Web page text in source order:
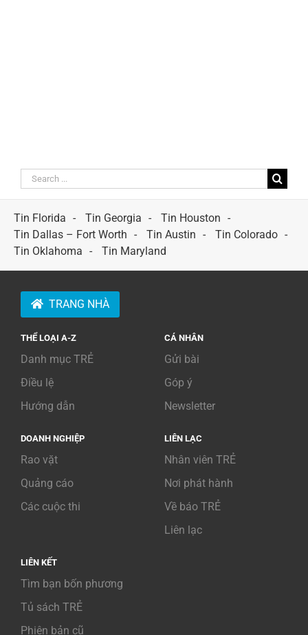
Search
for:
Tin Florida
Tin Georgia
Tin Houston
Tin Dallas – Fort Worth
Tin Austin
Tin Colorado
Tin Oklahoma
Tin Maryland
TRANG NHÀ
THỂ LOẠI A-Z
Danh mục TRẺ
Điều lệ
Hướng dẫn
CÁ NHÂN
Gửi bài
Góp ý
Newsletter
DOANH NGHIỆP
Rao vặt
Quảng cáo
Các cuộc thi
LIÊN LẠC
Nhân viên TRẺ
Nơi phát hành
Về báo TRẺ
Liên lạc
LIÊN KẾT
Tìm bạn bốn phương
Tủ sách TRẺ
Phiên bản cũ